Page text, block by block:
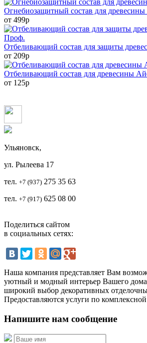
Огнебиозащитный состав для древесины
от 499р
Отбеливающий состав для защиты
от 209р
Отбеливающий состав для древесины
от 125р
Ульяновск,
ул. Рылеева 17
тел. +7 (937) 275 35 63
тел. +7 (917) 625 08 00
Поделиться сайтом
в социальных сетях:
Наша компания представляет Вам
уютный и модный интерьер Вашего
широкий выбор декоративных
Предоставляются услуги по
Напишите нам сообщение